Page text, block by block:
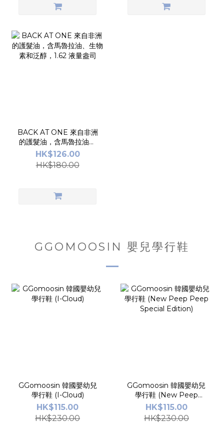
BACK AT ONE 來自非洲
的護髮油，含馬魯拉油、
生物素和泛醇，1.62 液量
盎司
HK$126.00
HK$180.00
GGOMOOSIN 嬰兒學行鞋
GGomoosin 韓國嬰幼兒
學行鞋 (I-Cloud)
HK$115.00
HK$230.00
GGomoosin 韓國嬰幼兒
學行鞋 (New Peep
Peep Special Edition)
HK$115.00
HK$230.00